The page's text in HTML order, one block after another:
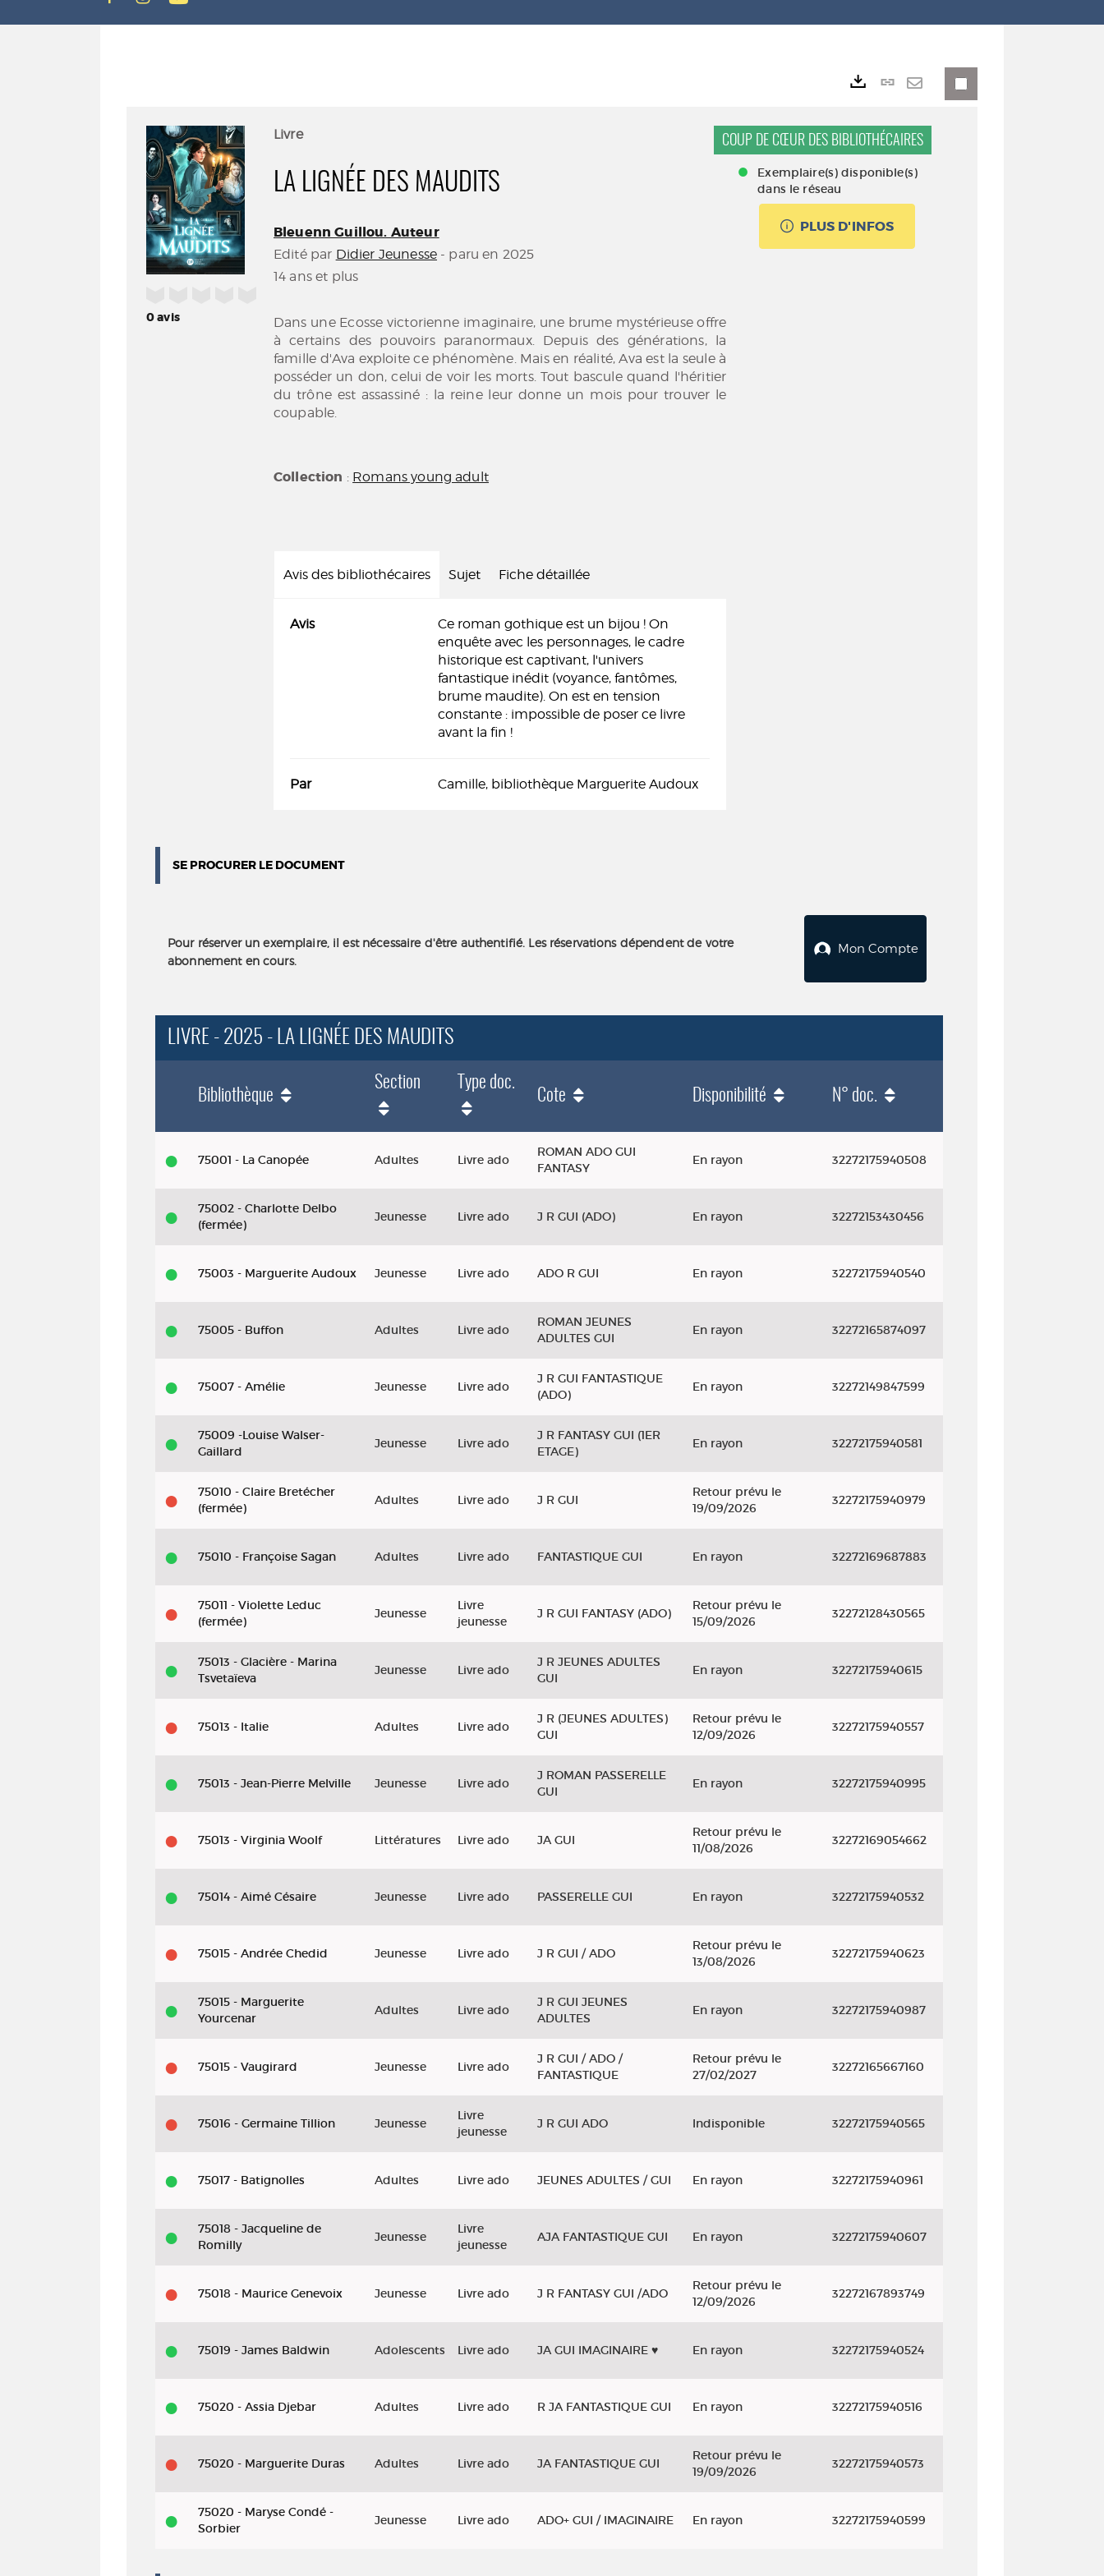
0avis
COUP DE CŒUR DES BIBLIOTHÉCAIRES
Livre
LA LIGNÉE DES MAUDITS
Bleuenn Guillou. Auteur
Edité par Didier Jeunesse - paru en 2025
14 ans et plus
Dans une Ecosse victorienne imaginaire, une brume mystérieuse offre
à certains des pouvoirs paranormaux. Depuis des générations, la
famille d'Ava exploite ce phénomène. Mais en réalité, Ava est la seule à
posséder un don, celui de voir les morts. Tout bascule quand l'héritier
du trône est assassiné : la reine leur donne un mois pour trouver le
coupable.
Collection : Romans young adult
Avis des bibliothécaires Sujet Fiche détaillée
Avis
Ce roman gothique est un bijou ! On
enquête avec les personnages, le cadre
historique est captivant, l'univers
fantastique inédit (voyance, fantômes,
brume maudite). On est en tension
constante : impossible de poser ce livre
avant la fin !
Par Camille, bibliothèque Marguerite Audoux
Lien
(Nouvelle
fenêtre)
par
mail
Exemplaire(s) disponible(s)
dans le réseau
PLUS D'INFOS
SE PROCURER LE DOCUMENT
Pour réserver un exemplaire, il est nécessaire d'être authentifié. Les réservations dépendent de votre
abonnement en cours.
Mon Compte
LIVRE - 2025 - LA LIGNÉE DES MAUDITS
lignée
maudits
Bibliothèque
Section Type doc.
Cote Disponibilité N° doc.
75001 - La Canopée Adultes Livre ado
ROMAN ADO GUI
FANTASY
En rayon 32272175940508
75002 - Charlotte Delbo
(fermée)
Jeunesse Livre ado J R GUI (ADO) En rayon 32272153430456
75003 - Marguerite Audoux Jeunesse Livre ado ADO R GUI En rayon 32272175940540
75005 - Buffon Adultes Livre ado
ROMAN JEUNES
ADULTES GUI
En rayon 32272165874097
75007 - Amélie Jeunesse Livre ado
J R GUI FANTASTIQUE
(ADO)
En rayon 32272149847599
75009 -Louise Walser-
Gaillard
Jeunesse Livre ado
J R FANTASY GUI (1ER
ETAGE)
En rayon 32272175940581
75010 - Claire Bretécher
(fermée)
Adultes Livre ado J R GUI
Retour prévu le
19/09/2026
32272175940979
75010 - Françoise Sagan Adultes Livre ado FANTASTIQUE GUI En rayon 32272169687883
75011 - Violette Leduc
(fermée)
Jeunesse
Livre
jeunesse
J R GUI FANTASY (ADO)
Retour prévu le
15/09/2026
32272128430565
75013 - Glacière - Marina
Tsvetaïeva
Jeunesse Livre ado
J R JEUNES ADULTES
GUI
En rayon 32272175940615
75013 - Italie Adultes Livre ado
J R (JEUNES ADULTES)
GUI
Retour prévu le
12/09/2026
32272175940557
75013 - Jean-Pierre Melville Jeunesse Livre ado
J ROMAN PASSERELLE
GUI
En rayon 32272175940995
75013 - Virginia Woolf Littératures Livre ado JA GUI
Retour prévu le
11/08/2026
32272169054662
75014 - Aimé Césaire Jeunesse Livre ado PASSERELLE GUI En rayon 32272175940532
75015 - Andrée Chedid Jeunesse Livre ado J R GUI / ADO
Retour prévu le
13/08/2026
32272175940623
75015 - Marguerite
Yourcenar
Adultes Livre ado
J R GUI JEUNES
ADULTES
En rayon 32272175940987
75015 - Vaugirard Jeunesse Livre ado
J R GUI / ADO /
FANTASTIQUE
Retour prévu le
27/02/2027
32272165667160
75016 - Germaine Tillion Jeunesse
Livre
jeunesse
J R GUI ADO Indisponible 32272175940565
75017 - Batignolles Adultes Livre ado JEUNES ADULTES / GUI En rayon 32272175940961
75018 - Jacqueline de
Romilly
Jeunesse
Livre
jeunesse
AJA FANTASTIQUE GUI En rayon 32272175940607
75018 - Maurice Genevoix Jeunesse Livre ado J R FANTASY GUI /ADO
Retour prévu le
12/09/2026
32272167893749
75019 - James Baldwin Adolescents Livre ado JA GUI IMAGINAIRE ♥ En rayon 32272175940524
75020 - Assia Djebar Adultes Livre ado R JA FANTASTIQUE GUI En rayon 32272175940516
75020 - Marguerite Duras Adultes Livre ado JA FANTASTIQUE GUI
Retour prévu le
19/09/2026
32272175940573
75020 - Maryse Condé -
Sorbier
Jeunesse Livre ado ADO+ GUI / IMAGINAIRE En rayon 32272175940599